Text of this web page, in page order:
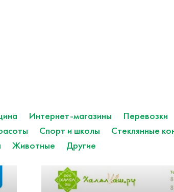
Интернет-магазины Перевозки
Спорт и школы Стеклянные
Животные Другие